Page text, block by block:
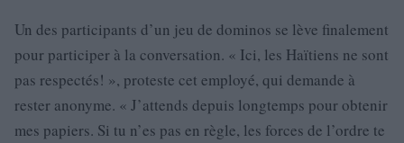
Un des participants d’un jeu de dominos se lève finalement
pour participer à la conversation. « Ici, les Haïtiens ne sont
pas respectés! », proteste cet employé, qui demande à
rester anonyme. « J’attends depuis longtemps pour obtenir
mes papiers. Si tu n’es pas en règle, les forces de l’ordre te